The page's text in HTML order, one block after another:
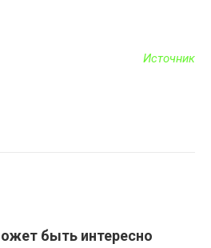
Источник
быть интересно